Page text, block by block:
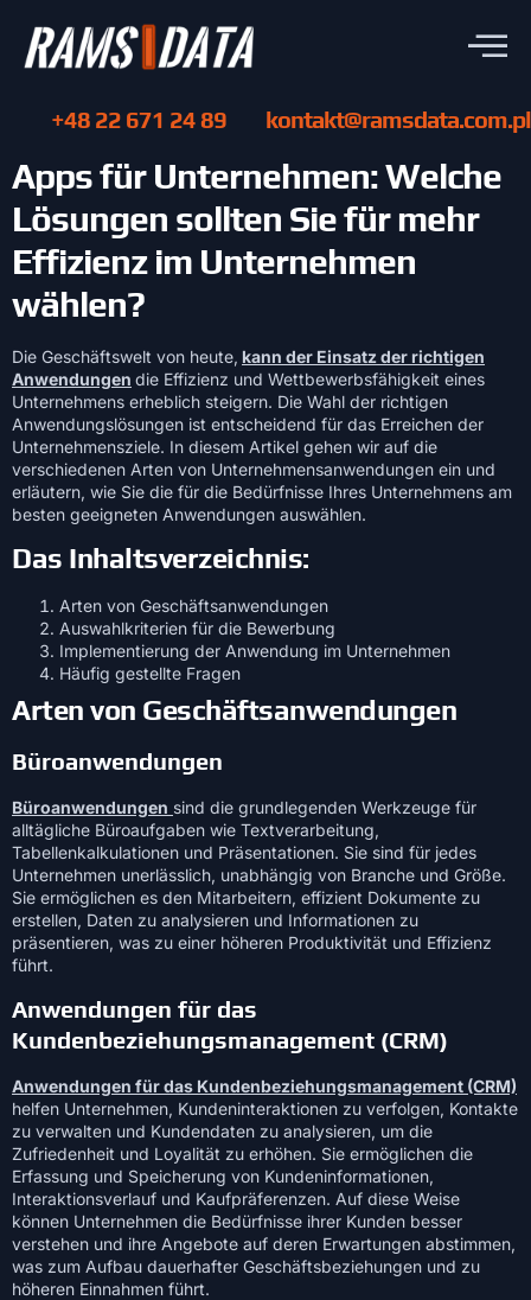
+48 22 671 24 89 kontakt@ramsdata.com.pl
Apps für Unternehmen: Welche
Lösungen sollten Sie für mehr
Effizienz im Unternehmen
wählen?
Die Geschäftswelt von heute, kann der Einsatz der richtigen
Anwendungen die Effizienz und Wettbewerbsfähigkeit eines
Unternehmens erheblich steigern. Die Wahl der richtigen
Anwendungslösungen ist entscheidend für das Erreichen der
Unternehmensziele. In diesem Artikel gehen wir auf die
verschiedenen Arten von Unternehmensanwendungen ein und
erläutern, wie Sie die für die Bedürfnisse Ihres Unternehmens am
besten geeigneten Anwendungen auswählen.
Das Inhaltsverzeichnis:
Arten von Geschäftsanwendungen
Auswahlkriterien für die Bewerbung
Implementierung der Anwendung im Unternehmen
Häufig gestellte Fragen
Arten von Geschäftsanwendungen
Büroanwendungen
Büroanwendungen sind die grundlegenden Werkzeuge für
alltägliche Büroaufgaben wie Textverarbeitung,
Tabellenkalkulationen und Präsentationen. Sie sind für jedes
Unternehmen unerlässlich, unabhängig von Branche und Größe.
Sie ermöglichen es den Mitarbeitern, effizient Dokumente zu
erstellen, Daten zu analysieren und Informationen zu
präsentieren, was zu einer höheren Produktivität und Effizienz
führt.
Anwendungen für das
Kundenbeziehungsmanagement (CRM)
Anwendungen für das Kundenbeziehungsmanagement (CRM)
helfen Unternehmen, Kundeninteraktionen zu verfolgen, Kontakte
zu verwalten und Kundendaten zu analysieren, um die
Zufriedenheit und Loyalität zu erhöhen. Sie ermöglichen die
Erfassung und Speicherung von Kundeninformationen,
Interaktionsverlauf und Kaufpräferenzen. Auf diese Weise
können Unternehmen die Bedürfnisse ihrer Kunden besser
verstehen und ihre Angebote auf deren Erwartungen abstimmen,
was zum Aufbau dauerhafter Geschäftsbeziehungen und zu
höheren Einnahmen führt.